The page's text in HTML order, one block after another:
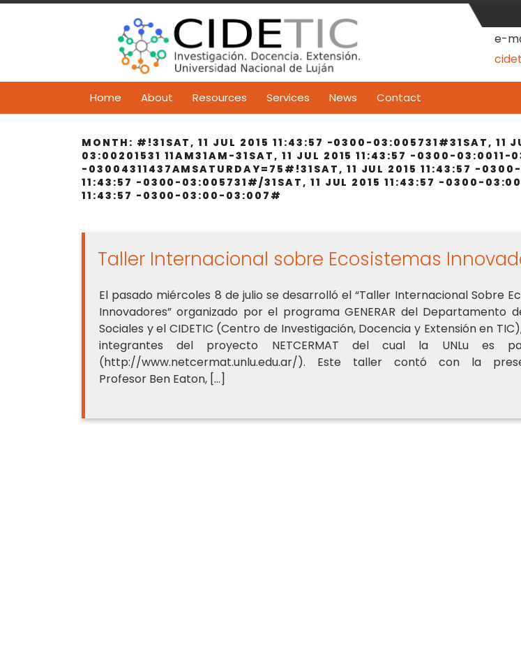
Skip
e-
Home About Resources Services News Contact
MONTH: #!31SAT, 11 JUL 2015 11:43:57 -0300-03:005731#31SAT, 11
03:00201531 11AM31AM-31SAT, 11 JUL 2015 11:43:57 -0300-03:0011-
-03004311437AMSATURDAY=75#!31SAT, 11 JUL 2015 11:43:57 -
11:43:57 -0300-03:005731#/31SAT, 11 JUL 2015 11:43:57 -0300-
11:43:57 -0300-03:00-03:007#
Taller Internacional sobre Ecosistemas
El pasado miércoles 8 de julio se desarrolló el “Taller Internacional Sobre
Innovadores” organizado por el programa GENERAR del Departamento
Sociales y el CIDETIC (Centro de Investigación, Docencia y Extensión en
integrantes del proyecto NETCERMAT del cual la UNLu es
(http://www.netcermat.unlu.edu.ar/). Este taller contó con la
Profesor Ben Eaton, […]